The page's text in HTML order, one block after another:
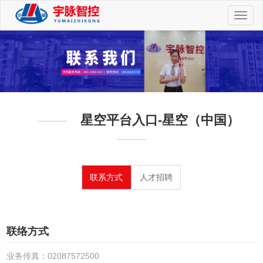
切
换
航
星空平台入口-星空（中国）
联系方式 人才招聘
联络方式
业务传真：02087572500